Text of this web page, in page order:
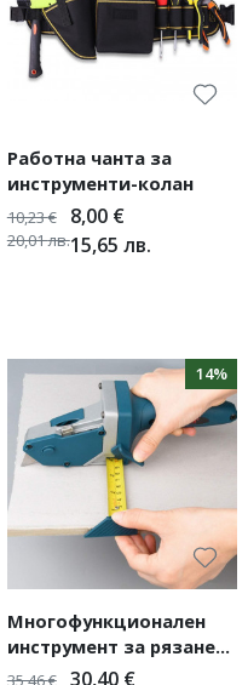
Работна чанта за
инструменти-колан
8,00 €
15,65 лв.
10,23€
20,01лв.
14%
Многофункционален
инструмент за рязане
на гипсокартон с
30,40 €
35,46€